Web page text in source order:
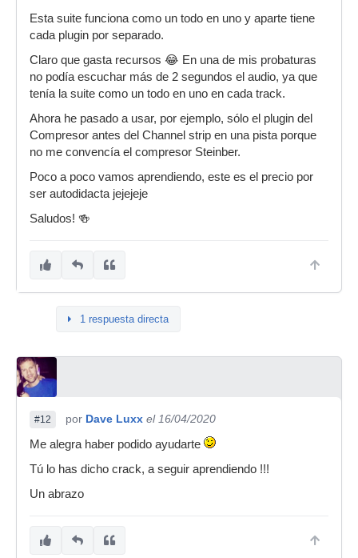
Esta suite funciona como un todo en uno y aparte tiene
cada plugin por separado.
Claro que gasta recursos 😂 En una de mis probaturas
no podía escuchar más de 2 segundos el audio, ya que
tenía la suite como un todo en uno en cada track.
Ahora he pasado a usar, por ejemplo, sólo el plugin del
Compresor antes del Channel strip en una pista porque
no me convencía el compresor Steinber.
Poco a poco vamos aprendiendo, este es el precio por
ser autodidacta jejejeje
Saludos! 🍻
1 respuesta directa
#12 por Dave Luxx el 16/04/2020
Me alegra haber podido ayudarte
Tú lo has dicho crack, a seguir aprendiendo !!!
Un abrazo